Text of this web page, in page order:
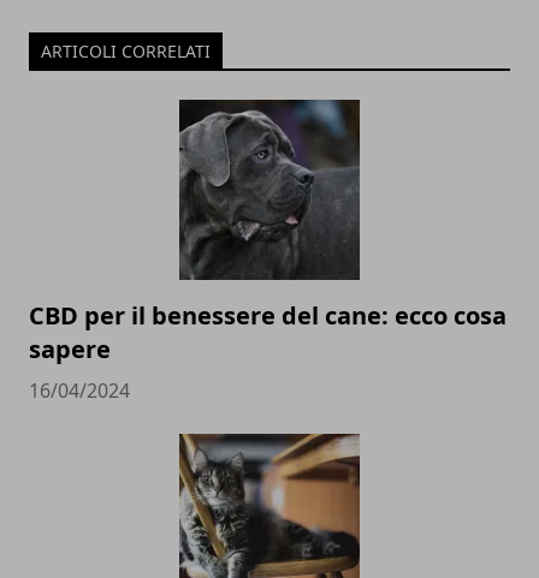
ARTICOLI CORRELATI
CBD per il benessere del cane: ecco cosa
sapere
16/04/2024